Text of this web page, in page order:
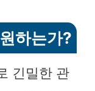
하는가?
긴밀한 관